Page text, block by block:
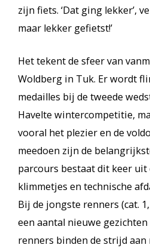
zijn fiets. ‘Dat ging lekker’,
maar lekker gefietst!’
Het tekent de sfeer van
Woldberg in Tuk. Er wordt
medailles bij de tweede
Havelte wintercompetitie,
vooral het plezier en de
meedoen zijn de
parcours bestaat dit keer uit
klimmetjes en technische
Bij de jongste renners (cat.
een aantal nieuwe
renners binden de strijd aan